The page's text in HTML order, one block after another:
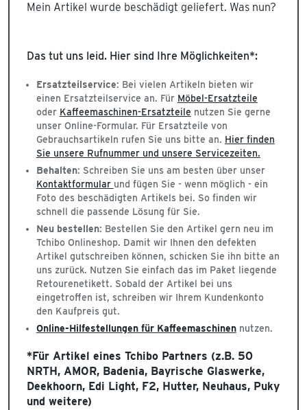
Mein Artikel wurde beschädigt geliefert. Was nun?
Das tut uns leid. Hier sind Ihre Möglichkeiten*:
Ersatzteilservice: Bei vielen Artikeln bieten wir
einen Ersatzteilservice an. Für Möbel-Ersatzteile
oder Kaffeemaschinen-Ersatzteile nutzen Sie gerne
unser Online-Formular. Für Ersatzteile von
Gebrauchsartikeln rufen Sie uns bitte an. Hier finden
Sie unsere Rufnummer und unsere Servicezeiten.
Behalten: Schreiben Sie uns am besten über unser
Kontaktformular und fügen Sie - wenn möglich - ein
Foto des beschädigten Artikels bei. So finden wir
schnell die passende Lösung für Sie.
Neu bestellen: Bestellen Sie den Artikel gern neu im
Tchibo Onlineshop. Damit wir Ihnen den defekten
Artikel gutschreiben können, schicken Sie ihn bitte an
uns zurück. Nutzen Sie einfach das im Paket liegende
Retourenetikett. Sobald der Artikel bei uns
eingetroffen ist, schreiben wir Ihrem Kundenkonto
den Kaufpreis gut.
Online-Hilfestellungen für Kaffeemaschinennutzen.
*Für Artikel eines Tchibo Partners (z.B. 50
NRTH, AMOR, Badenia, Bayrische Glaswerke,
Deekhoorn, Edi Light, F2, Hutter, Neuhaus, Puky
und weitere)